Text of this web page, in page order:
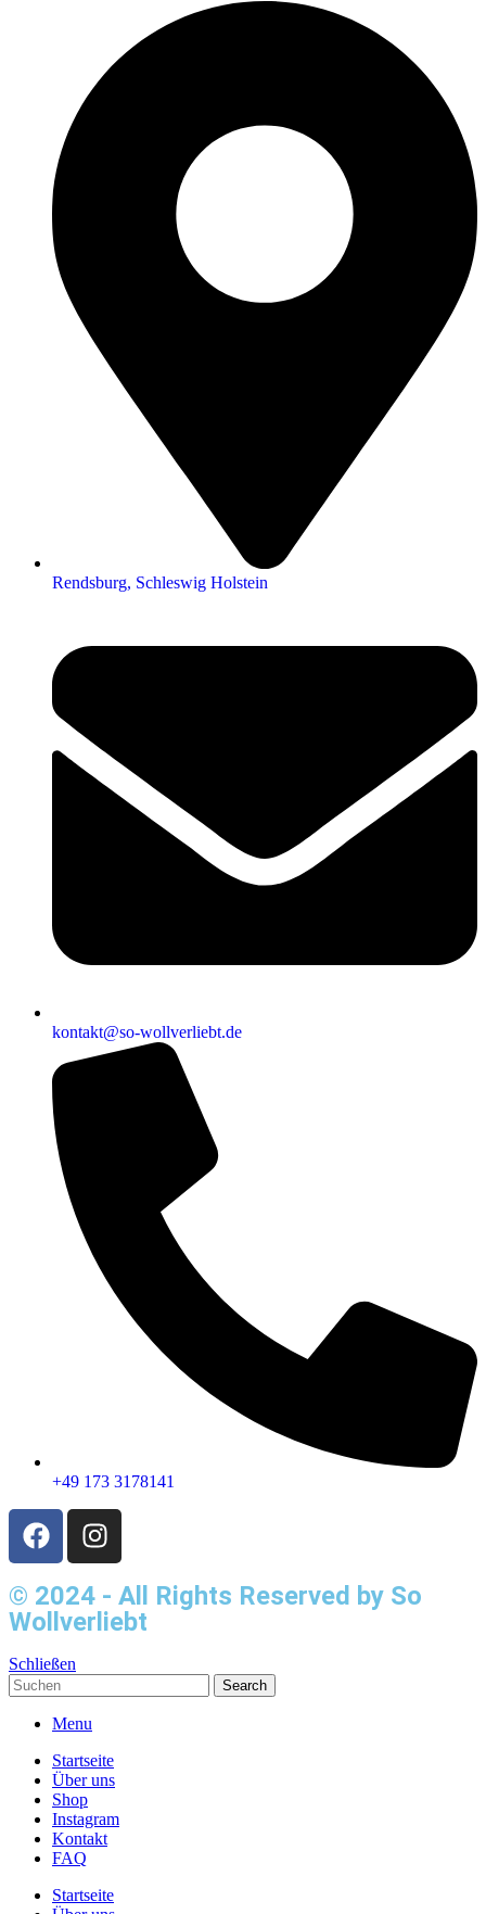
Rendsburg, Schleswig Holstein
kontakt@so-wollverliebt.de
+49 173 3178141
© 2024 - All Rights Reserved by So
Wollverliebt
Schließen
Search
Menu
Startseite
Über uns
Shop
Instagram
Kontakt
FAQ
Startseite